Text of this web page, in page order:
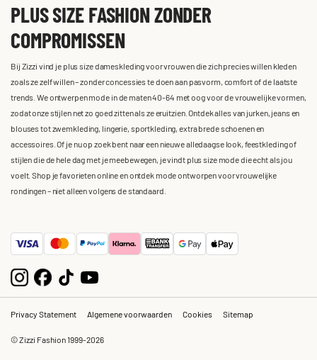
PLUS SIZE FASHION ZONDER
COMPROMISSEN
Bij Zizzi vind je plus size dameskleding voor vrouwen die zich precies willen kleden
zoals ze zelf willen – zonder concessies te doen aan pasvorm, comfort of de laatste
trends. We ontwerpen mode in de maten 40-64 met oog voor de vrouwelijke vormen,
zodat onze stijlen net zo goed zitten als ze eruitzien. Ontdek alles van jurken, jeans en
blouses tot zwemkleding, lingerie, sportkleding, extra brede schoenen en
accessoires. Of je nu op zoek bent naar een nieuwe alledaagse look, feestkleding of
stijlen die de hele dag met je meebewegen, je vindt plus size mode die echt als jou
voelt. Shop je favorieten online en ontdek mode ontworpen voor vrouwelijke
rondingen – niet alleen volgens de standaard.
Privacy Statement Algemene voorwaarden Cookies Sitemap
© Zizzi Fashion 1999-2026